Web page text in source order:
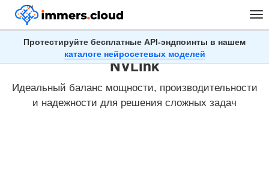
Протестируйте бесплатные API-эндпоинты в нашем
каталоге нейросетевых моделей
™
Облачные серверы с RTX A5000 с
NVLink
Идеальный баланс мощности, производительности
и надежности для решения сложных задач